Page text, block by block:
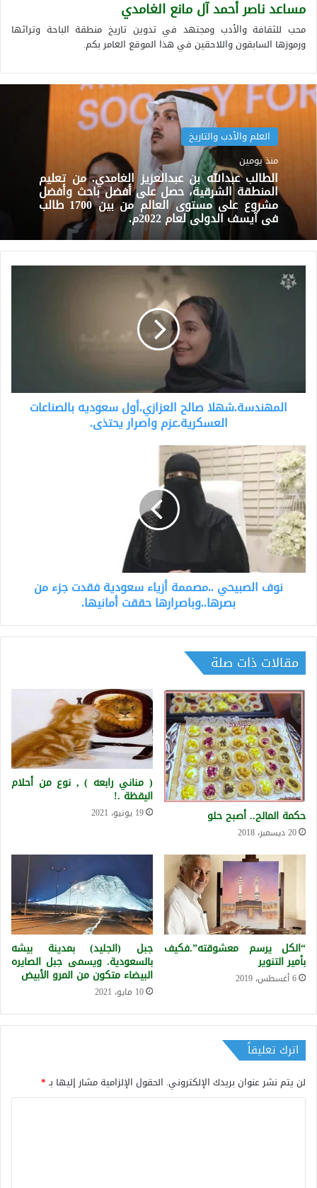
مساعد ناصر أحمد آل مانع الغامدي
محب للثقافة والأدب ومجتهد في تدوين تاريخ منطقة الباحة وتراثها
ورموزها السابقون واللاحقين في هذا الموقع العامر بكم.
العلم والأدب والتاريخ
منذ يومين
الطالب عبدالله بن عبدالعزيز الغامدي. من تعليم
المنطقة الشرقية، حصل على أفضل باحث وأفضل
مشروع على مستوى العالم من بين 1700 طالب
في آيسف الدولي لعام 2022م.
المهندسة.شهلا
صالح
المهندسة.شهلا صالح العزازي.أول سعوديه بالصناعات
العسكرية.عزم واصرار يحتذى.
نوف
الصبيحي
..مصممة
أزياء
سعودية
فقدت
جزء
من
بصرها..وباصرارها
حققتنوف الصبيحي ..مصممة أزياء سعودية فقدت جزء من
بصرها..وباصرارها حققت أمانيها.
مقالات ذات صلة
حكمة المالح.. أصبح حلو
20 ديسمبر، 2018
( مناني رابعه ) , نوع من أحلام
اليقظة .!
19 يونيو، 2021
“الكل يرسم معشوقته”.فكيف
بأمير التنوير
6 أغسطس، 2019
جبل (الجليد) بمدينة بيشه
بالسعودية. ويسمى جبل الصايره
البيضاء متكون من المرو الأبيض
10 مايو، 2021
اترك تعليقاً
لن يتم نشر عنوان بريدك الإلكتروني. الحقول الإلزامية مشار إليها بـ*